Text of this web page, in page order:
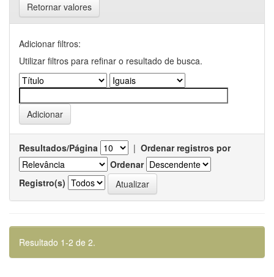
Retornar valores
Adicionar filtros:
Utilizar filtros para refinar o resultado de busca.
Resultados/Página | Ordenar registros por
Ordenar
Registro(s)
Resultado 1-2 de 2.